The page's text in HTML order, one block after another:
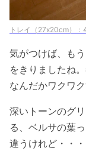
トレイ（27x20cm）
気がつけば、も
をきりましたね
なんだかワクワ
深いトーンのグ
る、ベルサの葉
違うけれど・・